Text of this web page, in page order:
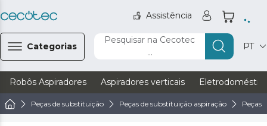
Assistência
Categorias
Pesquisar na Cecotec
...
PT
Robôs Aspiradores Aspiradores verticais
Peças de substituição Peças de substituição aspiração Peças